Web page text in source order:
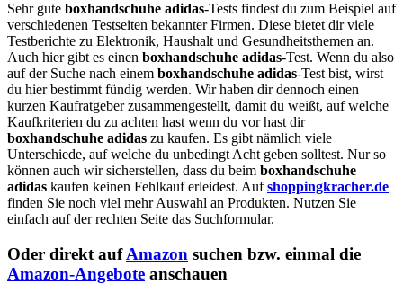
Sehr gute boxhandschuhe adidas-Tests findest du zum Beispiel auf
verschiedenen Testseiten bekannter Firmen. Diese bietet dir viele
Testberichte zu Elektronik, Haushalt und Gesundheitsthemen an.
Auch hier gibt es einen boxhandschuhe adidas-Test. Wenn du also
auf der Suche nach einem boxhandschuhe adidas-Test bist, wirst
du hier bestimmt fündig werden. Wir haben dir dennoch einen
kurzen Kaufratgeber zusammengestellt, damit du weißt, auf welche
Kaufkriterien du zu achten hast wenn du vor hast dir
boxhandschuhe adidas zu kaufen. Es gibt nämlich viele
Unterschiede, auf welche du unbedingt Acht geben solltest. Nur so
können auch wir sicherstellen, dass du beim boxhandschuhe
adidas kaufen keinen Fehlkauf erleidest. Aufshoppingkracher.de
finden Sie noch viel mehr Auswahl an Produkten. Nutzen Sie
einfach auf der rechten Seite das Suchformular.
Oder direkt aufAmazon suchen bzw. einmal die
Amazon-Angebote anschauen